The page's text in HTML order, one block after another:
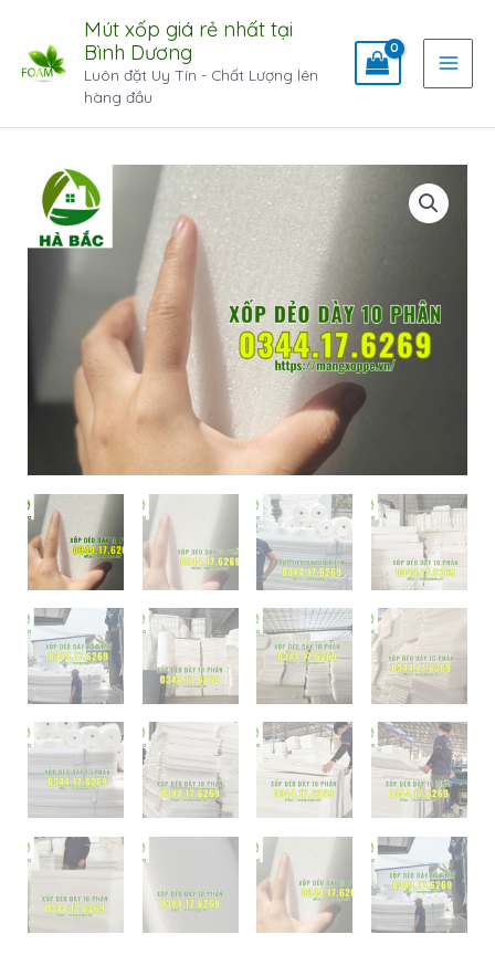
Mút xốp giá rẻ nhất tại
Bình Dương
Luôn đặt Uy Tín - Chất Lượng lên
hàng đầu